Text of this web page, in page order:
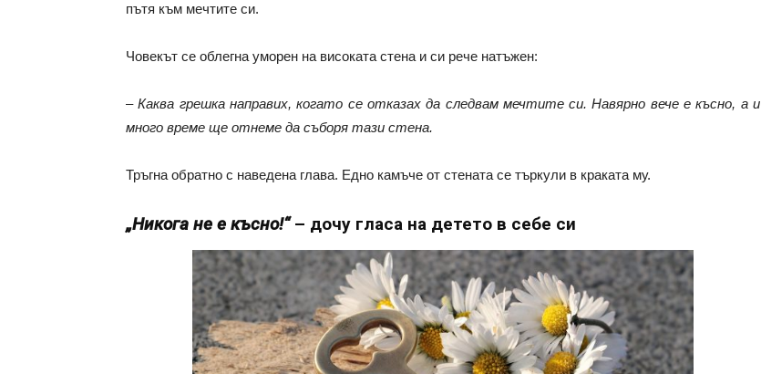
пътя към мечтите си.
Човекът се облегна уморен на високата стена и си рече натъжен:
–Каква грешка направих, когато се отказах да следвам мечтите си. Навярно вече е късно, а и
много време ще отнеме да съборя тази стена.
Тръгна обратно с наведена глава. Едно камъче от стената се търкули в краката му.
„Никога не е късно!“ – дочу гласа на детето в себе си